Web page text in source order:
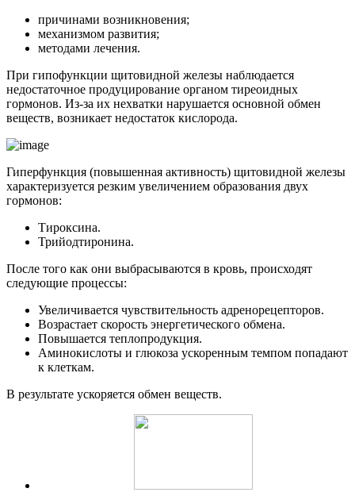
причинами возникновения;
механизмом развития;
методами лечения.
При гипофункции щитовидной железы наблюдается
недостаточное продуцирование органом тиреоидных
гормонов. Из-за их нехватки нарушается основной обмен
веществ, возникает недостаток кислорода.
Гиперфункция (повышенная активность) щитовидной железы
характеризуется резким увеличением образования двух
гормонов:
Тироксина.
Трийодтиронина.
После того как они выбрасываются в кровь, происходят
следующие процессы:
Увеличивается чувствительность адренорецепторов.
Возрастает скорость энергетического обмена.
Повышается теплопродукция.
Аминокислоты и глюкоза ускоренным темпом попадают
к клеткам.
В результате ускоряется обмен веществ.